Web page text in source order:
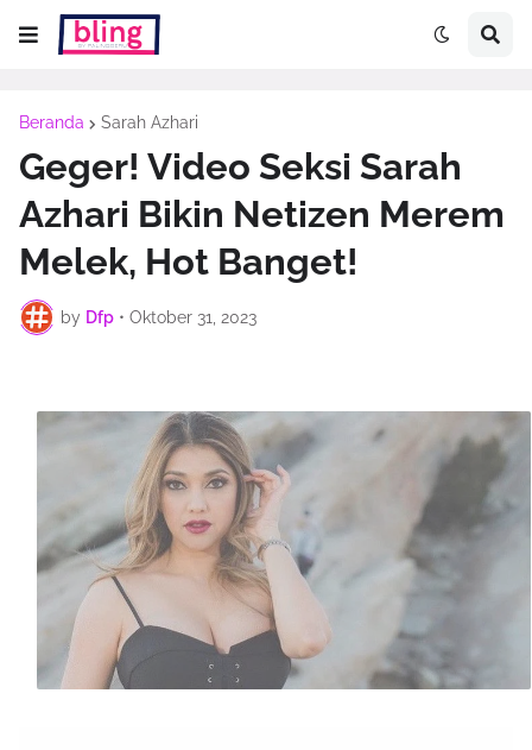
Beranda Sarah Azhari
Geger! Video Seksi Sarah
Azhari Bikin Netizen Merem
Melek, Hot Banget!
by Dfp • Oktober 31, 2023